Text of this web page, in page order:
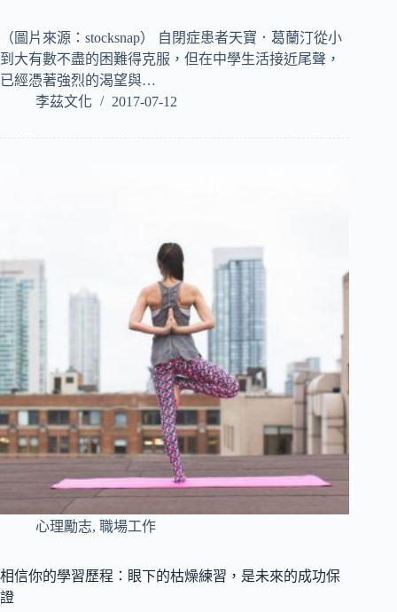
（圖片來源：stocksnap） 自閉症患者天寶．葛蘭汀從小
到大有數不盡的困難得克服，但在中學生活接近尾聲，
已經憑著強烈的渴望與…
李茲文化
2017-07-12
心理勵志, 職場工作
相信你的學習歷程：眼下的枯燥練習，是未來的成功保
證